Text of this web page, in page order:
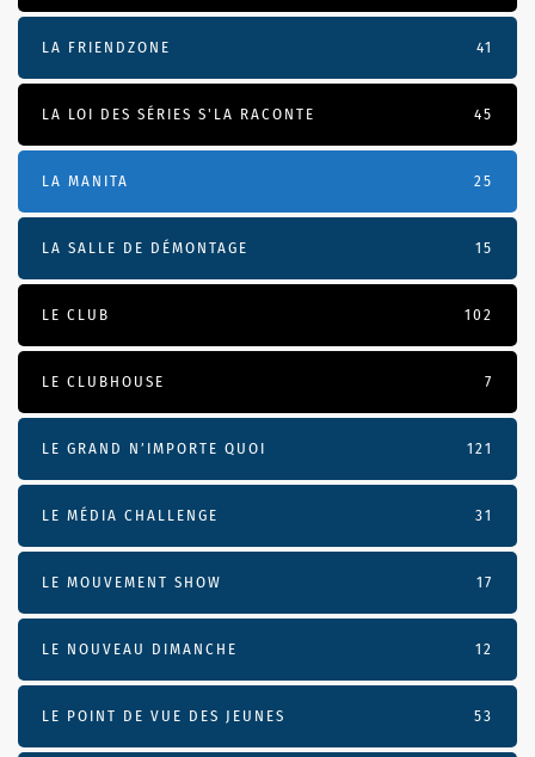
LA FRIENDZONE 41
LA LOI DES SÉRIES S'LA RACONTE 45
LA MANITA 25
LA SALLE DE DÉMONTAGE 15
LE CLUB 102
LE CLUBHOUSE 7
LE GRAND N’IMPORTE QUOI 121
LE MÉDIA CHALLENGE 31
LE MOUVEMENT SHOW 17
LE NOUVEAU DIMANCHE 12
LE POINT DE VUE DES JEUNES 53